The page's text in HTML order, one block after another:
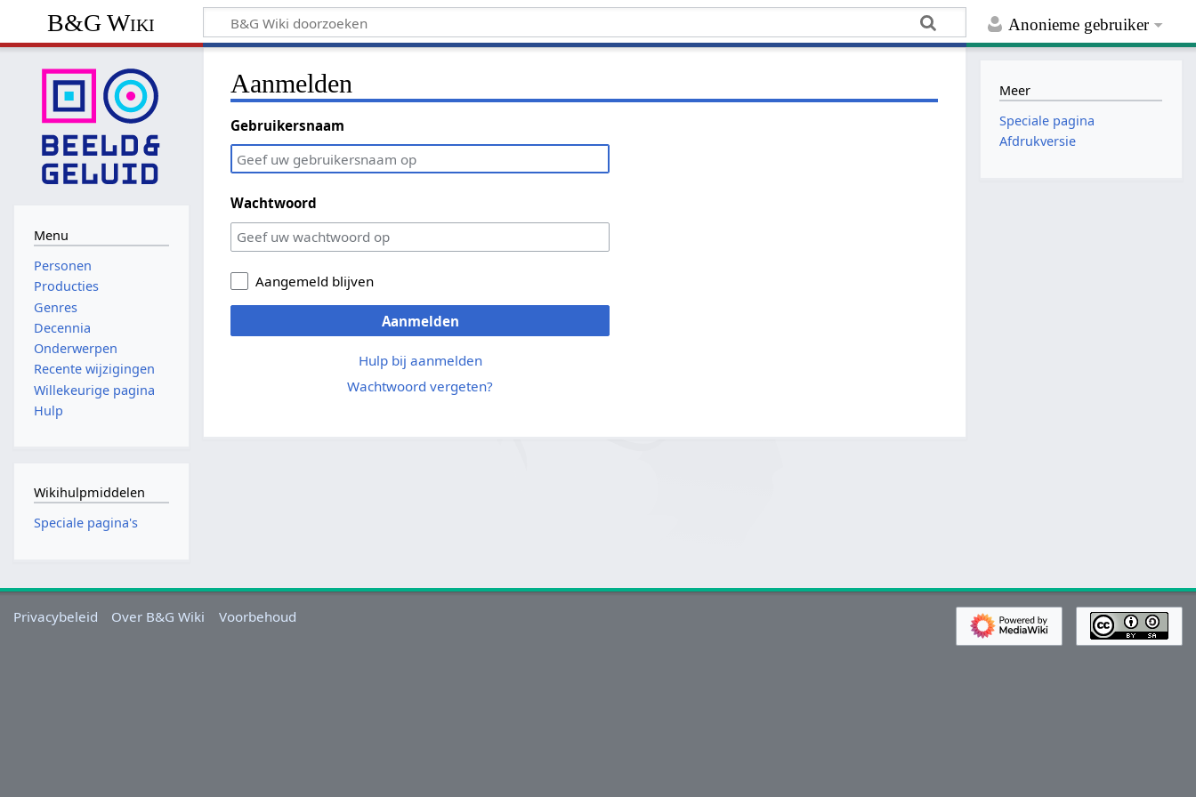
Anonieme gebruiker
B&G Wiki
Aanmelden
Gebruikersnaam
Wachtwoord
Aangemeld blijven
Aanmelden
Hulp bij aanmelden
Wachtwoord vergeten?
Menu
Personen
Producties
Genres
Decennia
Onderwerpen
Recente wijzigingen
Willekeurige pagina
Hulp
Wikihulpmiddelen
Speciale pagina's
Meer
Speciale pagina
Afdrukversie
Privacybeleid Over B&G Wiki Voorbehoud